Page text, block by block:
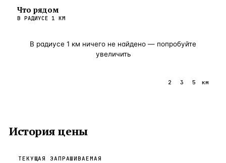
Что рядом
В РАДИУСЕ 1 КМ
В радиусе 1 км ничего не найдено — попробуйте
увеличить
2 3 5 км
История цены
ТЕКУЩАЯ ЗАПРАШИВАЕМАЯ